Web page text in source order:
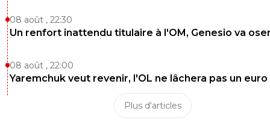
08 août , 22:30
Un renfort inattendu titulaire à l'OM, Genesio va
08 août , 22:00
Yaremchuk veut revenir, l'OL ne lâchera pas un euro
Plus d'articles